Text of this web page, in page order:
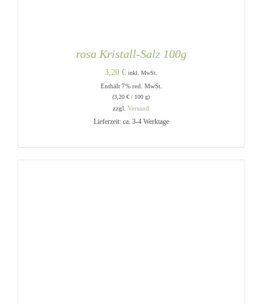
rosa Kristall-Salz 100g
3,20 € inkl. MwSt.
Enthält 7% red. MwSt.
(3,20 € / 100 g)
zzgl. Versand
Lieferzeit: ca. 3-4 Werktage